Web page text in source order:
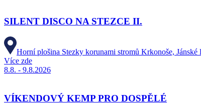
SILENT DISCO NA STEZCE II.
Horní plošina Stezky korunami stromů Krkonoše, Jánské
Více zde
8.8. - 9.8.2026
VÍKENDOVÝ KEMP PRO DOSPĚLÉ